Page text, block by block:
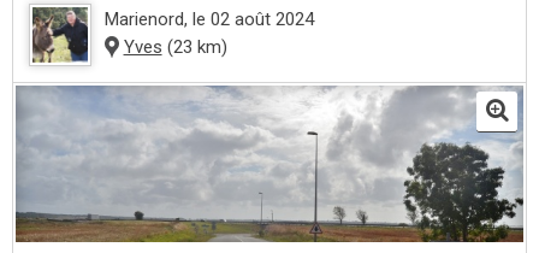
Marienord, le 02 août 2024
Yves (23 km)